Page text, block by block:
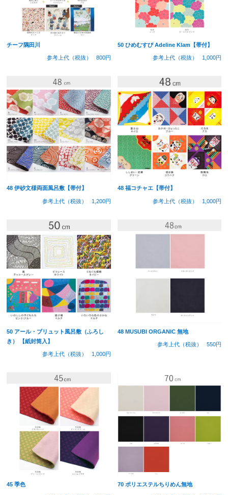
チーフ隅田川
参考上代（税抜） 800円
50 ひめむすび Adeline Klam【帯付】
参考上代（税抜） 1,000円
48 伊砂文様両面風呂敷【帯付】
参考上代（税抜） 1,200円
48 福コチャエ【帯付】
参考上代（税抜） 1,000円
50 アール・ブリュット風呂敷（ふろし
き） 【紙封筒入】
参考上代（税抜） 1,000円
48 MUSUBI ORGANIC 無地
参考上代（税抜） 550円
45 季色 70 ポリエステルちりめん無地